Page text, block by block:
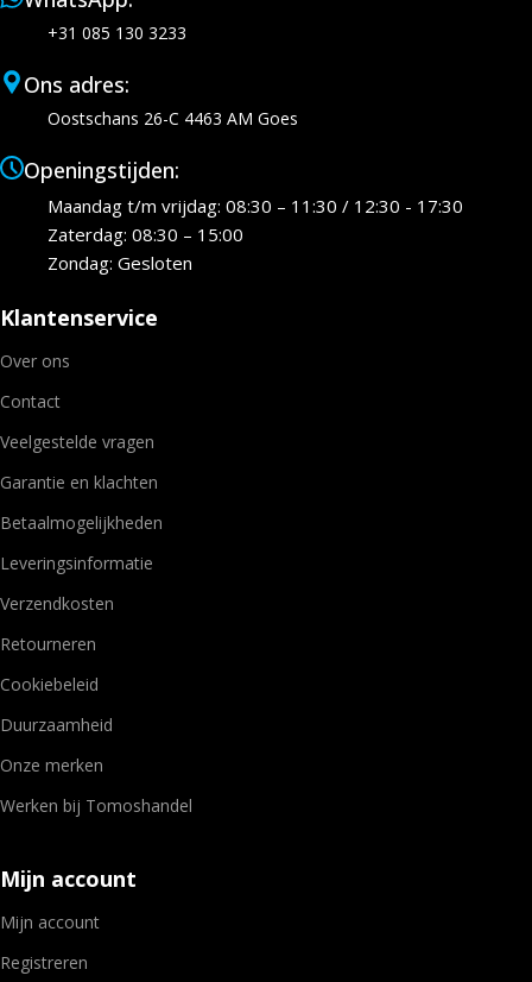
+31 085 130 3233
Ons adres:
Oostschans 26-C 4463 AM Goes
Openingstijden:
Maandag t/m vrijdag: 08:30 – 11:30 / 12:30 - 17:30
Zaterdag: 08:30 – 15:00
Zondag: Gesloten
Klantenservice
Over ons
Contact
Veelgestelde vragen
Garantie en klachten
Betaalmogelijkheden
Leveringsinformatie
Verzendkosten
Retourneren
Cookiebeleid
Duurzaamheid
Onze merken
Werken bij Tomoshandel
Mijn account
Mijn account
Registreren